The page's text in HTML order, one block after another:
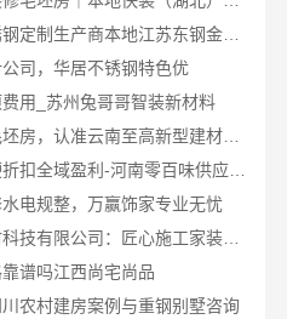
东钢金属全屋不锈钢定制生产商本地江苏东钢金属科技有限公司
司，华居不锈钢特色优
用_苏州兔哥哥智装新材料
昆明一站式装修毛坯房，认准云南至高新型建材有限公司
社区高盈利零食硬折扣全域盈利-河南零百味供应链有限公司
电规整，万赢饰家专业无忧
宁波雅美和居建材科技有限公司：匠心施工家装改造二手房改造
谱吗江西尚宅尚品
农村建房案例与重钢别墅咨询